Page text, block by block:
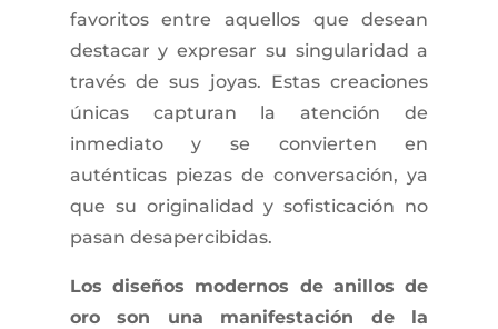
favoritos entre aquellos que desean
destacar y expresar su singularidad a
través de sus joyas. Estas creaciones
únicas capturan la atención de
inmediato y se convierten en
auténticas piezas de conversación, ya
que su originalidad y sofisticación no
pasan desapercibidas.
Los diseños modernos de anillos de
oro son una manifestación de la